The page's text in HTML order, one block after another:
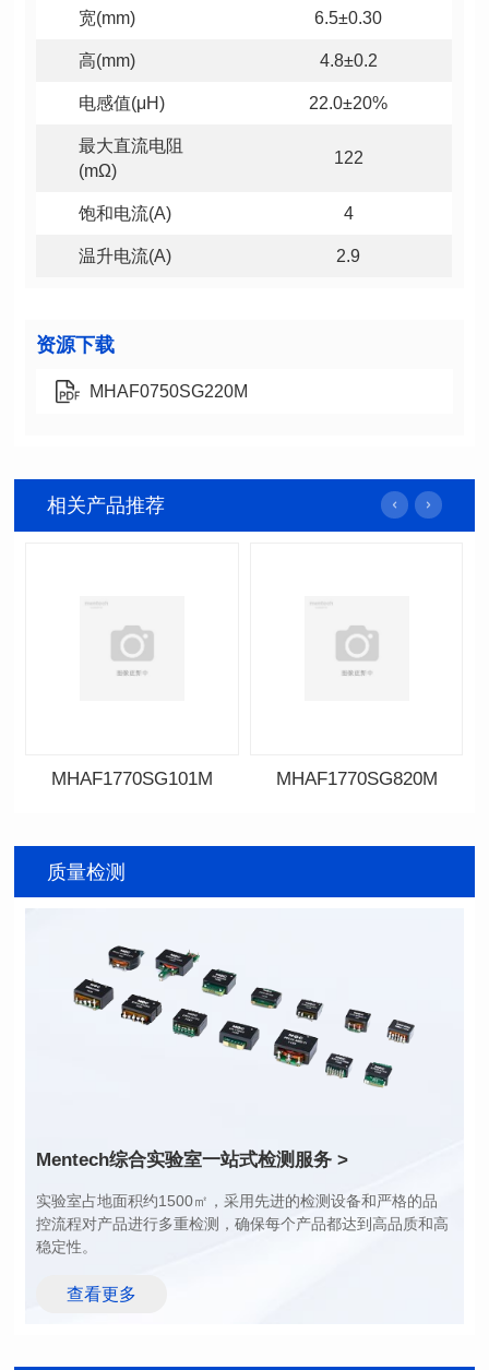
宽(mm) 6.5±0.30
高(mm) 4.8±0.2
电感值(μH) 22.0±20%
(mΩ)
122
饱和电流(A) 4
温升电流(A) 2.9
资源下载
MHAF0750SG220M
相关产品推荐
SERIES
高(mm): 6.8±0.2
电感值(μH): 100.0±20%
最大直流电阻(mΩ): 98
MHAF1770SG101M
电感值(μH): 82.0±20%
最大直流电阻(mΩ): 92
饱和电流(A): 7
温升电流(A): 7
MHAF1770SG820M
质量检测
Mentech综合实验室一站式检测服务 >
稳定性。
查看更多